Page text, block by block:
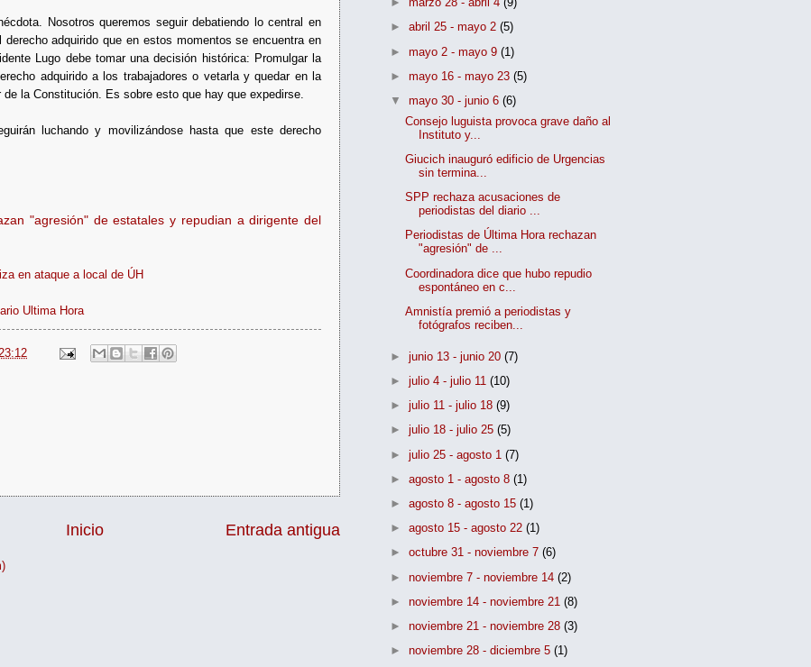
Nosotros queremos seguir debatiendo lo central en
adquirido que en estos momentos se encuentra en
Lugo debe tomar una decisión histórica: Promulgar la
adquirido a los trabajadores o vetarla y quedar en la
la Constitución. Es sobre esto que hay que expedirse.
luchando y movilizándose hasta que este derecho
"agresión" de estatales y repudian a dirigente del
en ataque a local de ÚH
Ultima Hora
23:12
Entrada antigua
Inicio
►abril 25 - mayo 2(5)
►mayo 2 - mayo 9(1)
►mayo 16 - mayo 23(5)
▼mayo 30 - junio 6(6)
Consejo luguista provoca grave daño al
Instituto y...
Giucich inauguró edificio de Urgencias
sin termina...
SPP rechaza acusaciones de
periodistas del diario ...
Periodistas de Última Hora rechazan
"agresión" de ...
Coordinadora dice que hubo repudio
espontáneo en c...
Amnistía premió a periodistas y
fotógrafos reciben...
►junio 13 - junio 20(7)
►julio 4 - julio 11(10)
►julio 11 - julio 18(9)
►julio 18 - julio 25(5)
►julio 25 - agosto 1(7)
►agosto 1 - agosto 8(1)
►agosto 8 - agosto 15(1)
►agosto 15 - agosto 22(1)
►octubre 31 - noviembre 7(6)
►noviembre 7 - noviembre 14(2)
►noviembre 14 - noviembre 21(8)
►noviembre 21 - noviembre 28(3)
►noviembre 28 - diciembre 5(1)